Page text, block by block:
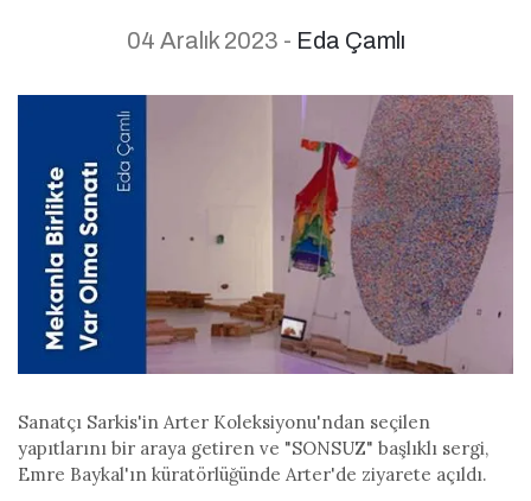
04 Aralık 2023 - Eda Çamlı
Sanatçı Sarkis'in Arter Koleksiyonu'ndan seçilen
yapıtlarını bir araya getiren ve "SONSUZ" başlıklı sergi,
Emre Baykal'ın küratörlüğünde Arter'de ziyarete açıldı.